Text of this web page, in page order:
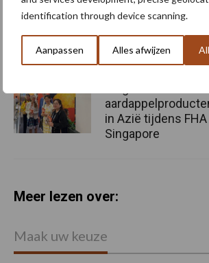
identification through device scanning.
Aanpassen Alles afwijzen
volgens Brouns
in Azië tijdens FHA
Singapore
Meer lezen over:
Maak uw keuze